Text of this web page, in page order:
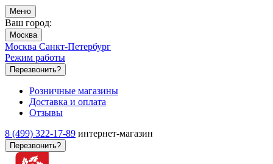
Меню
Ваш город:
Москва
Москва Санкт-Петербург
Режим работы
Перезвонить?
Розничные магазины
Доставка и оплата
Отзывы
8 (499) 322-17-89 интернет-магазин
Перезвонить?